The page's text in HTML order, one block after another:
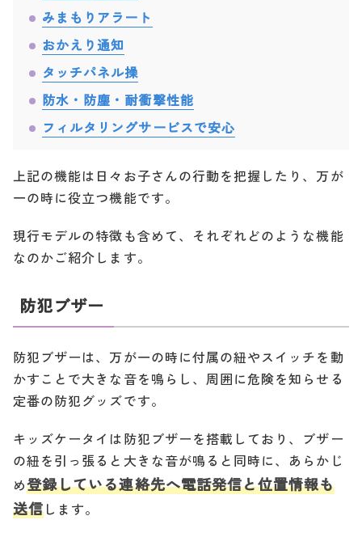
みまもりアラート
おかえり通知
タッチパネル操
防水・防塵・耐衝撃性能
フィルタリングサービスで安心
上記の機能は日々お子さんの行動を把握したり、万が
一の時に役立つ機能です。
現行モデルの特徴も含めて、それぞれどのような機能
なのかご紹介します。
防犯ブザー
防犯ブザーは、万が一の時に付属の紐やスイッチを動
かすことで大きな音を鳴らし、周囲に危険を知らせる
定番の防犯グッズです。
キッズケータイは防犯ブザーを搭載しており、ブザー
の紐を引っ張ると大きな音が鳴ると同時に、あらかじ
め登録している連絡先へ電話発信と位置情報も
送信します。